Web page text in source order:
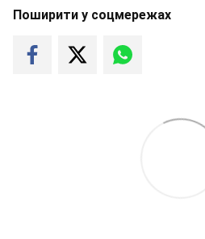
Поширити у соцмережах